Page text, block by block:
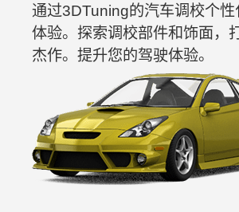
通过3DTuning的汽车调校个性
体验。探索调校部件和饰面，
杰作。提升您的驾驶体验。